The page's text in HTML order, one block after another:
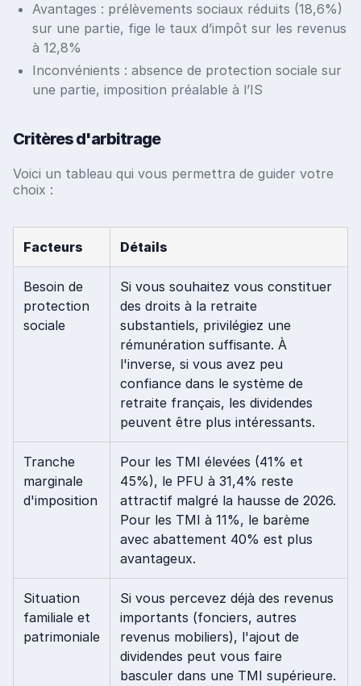
Avantages : prélèvements sociaux réduits (18,6%)
sur une partie, fige le taux d’impôt sur les revenus
à 12,8%
Inconvénients : absence de protection sociale sur
une partie, imposition préalable à l’IS
Critères d'arbitrage
Voici un tableau qui vous permettra de guider votre
choix :
Facteurs Détails
Besoin de
protection
sociale
Si vous souhaitez vous constituer
des droits à la retraite
substantiels, privilégiez une
rémunération suffisante. À
l'inverse, si vous avez peu
confiance dans le système de
retraite français, les dividendes
peuvent être plus intéressants.
Tranche
marginale
d'imposition
Pour les TMI élevées (41% et
45%), le PFU à 31,4% reste
attractif malgré la hausse de 2026.
Pour les TMI à 11%, le barème
avec abattement 40% est plus
avantageux.
Situation
familiale et
patrimoniale
Si vous percevez déjà des revenus
importants (fonciers, autres
revenus mobiliers), l'ajout de
dividendes peut vous faire
basculer dans une TMI supérieure.